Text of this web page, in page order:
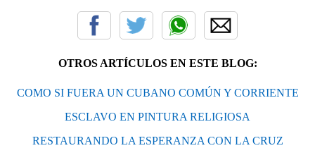
OTROS ARTÍCULOS EN ESTE BLOG:
COMO SI FUERA UN CUBANO COMÚN Y CORRIENTE
ESCLAVO EN PINTURA RELIGIOSA
RESTAURANDO LA ESPERANZA CON LA CRUZ